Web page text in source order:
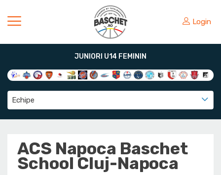
Login
JUNIORI U14 FEMININ
Echipe
ACS Napoca Baschet
School Cluj-Napoca